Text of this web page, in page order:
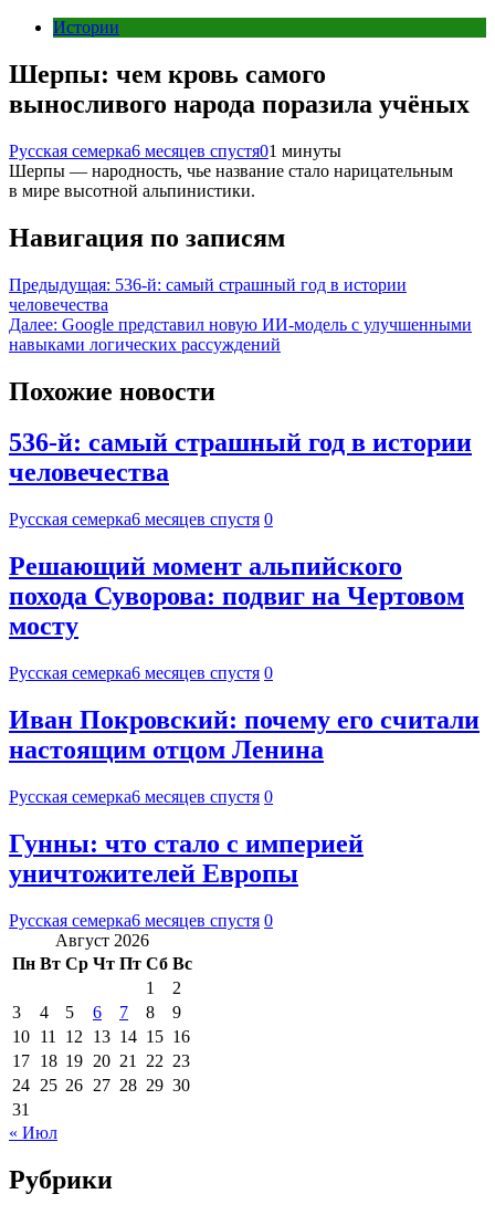
Истории
Шерпы: чем кровь самого
выносливого народа поразила учёных
Русская семерка6 месяцев спустя01 минуты
Шерпы — народность, чье название стало нарицательным
в мире высотной альпинистики.
Навигация по записям
Предыдущая: 536-й: самый страшный год в истории
человечества
Далее: Google представил новую ИИ-модель с улучшенными
навыками логических рассуждений
Похожие новости
536-й: самый страшный год в истории
человечества
Русская семерка6 месяцев спустя 0
Решающий момент альпийского
похода Суворова: подвиг на Чертовом
мосту
Русская семерка6 месяцев спустя 0
Иван Покровский: почему его считали
настоящим отцом Ленина
Русская семерка6 месяцев спустя 0
Гунны: что стало с империей
уничтожителей Европы
Русская семерка6 месяцев спустя 0
Август 2026
Пн Вт Ср Чт Пт Сб Вс
1
2
3
4 5 6 7 8
9
10 11 12 13 14 15 16
17 18 19 20 21 22 23
24 25 26 27 28 29 30
31
« Июл
Рубрики